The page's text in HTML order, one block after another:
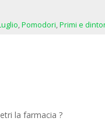
,Pomodori,Primi e
la farmacia ?